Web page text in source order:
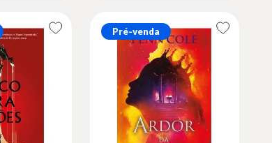
Pré-venda